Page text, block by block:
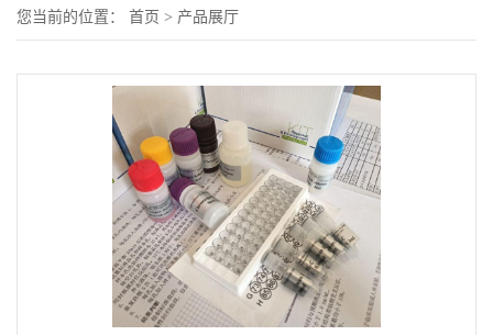
您当前的位置： 首页 > 产品展厅